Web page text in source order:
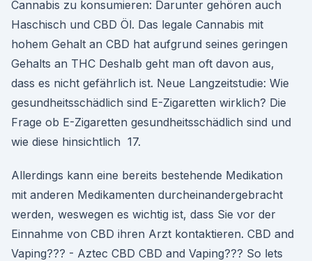
Cannabis zu konsumieren: Darunter gehören auch
Haschisch und CBD Öl. Das legale Cannabis mit
hohem Gehalt an CBD hat aufgrund seines geringen
Gehalts an THC Deshalb geht man oft davon aus,
dass es nicht gefährlich ist. Neue Langzeitstudie: Wie
gesundheitsschädlich sind E-Zigaretten wirklich? Die
Frage ob E-Zigaretten gesundheitsschädlich sind und
wie diese hinsichtlich 17.
Allerdings kann eine bereits bestehende Medikation
mit anderen Medikamenten durcheinandergebracht
werden, weswegen es wichtig ist, dass Sie vor der
Einnahme von CBD ihren Arzt kontaktieren. CBD and
Vaping??? - Aztec CBD CBD and Vaping??? So lets